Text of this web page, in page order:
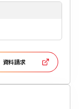
資料請求